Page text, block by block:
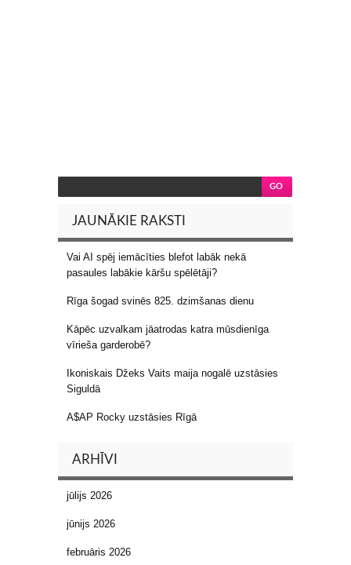
JAUNĀKIE RAKSTI
Vai AI spēj iemācīties blefot labāk nekā
pasaules labākie kāršu spēlētāji?
Rīga šogad svinēs 825. dzimšanas dienu
Kāpēc uzvalkam jāatrodas katra mūsdienīga
vīrieša garderobē?
Ikoniskais Džeks Vaits maija nogalē uzstāsies
Siguldā
A$AP Rocky uzstāsies Rīgā
ARHĪVI
jūlijs 2026
jūnijs 2026
februāris 2026